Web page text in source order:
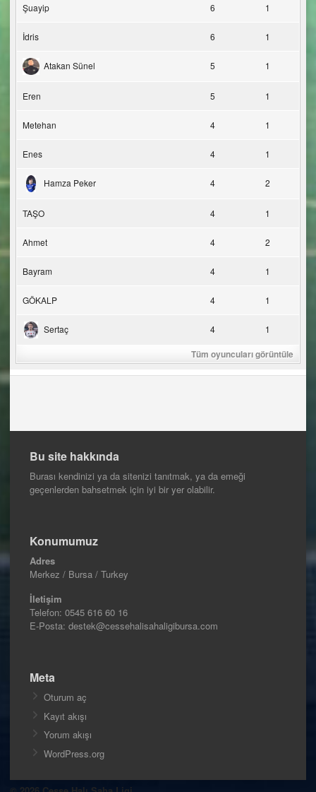
Şuayip 6 1
İdris 6 1
Atakan Sünel 5 1
Eren 5 1
Metehan 4 1
Enes 4 1
Hamza Peker 4 2
TAŞO 4 1
Ahmet 4 2
Bayram 4 1
GÖKALP 4 1
Sertaç 4 1
Tüm oyuncuları görüntüle
Bu site hakkında
Burası kendinizi ya da sitenizi tanıtmak, ya da emeği
geçenlerden bahsetmek için iyi bir yer olabilir.
Konumumuz
Adres
Merkez / Bursa / Turkey
İletişim
Telefon: 0545 616 60 16
E-Posta: destek@cessehalisahaligibursa.com
Meta
Oturum aç
Kayıt akışı
Yorum akışı
WordPress.org